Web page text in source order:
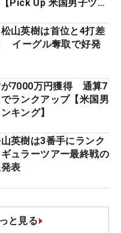
Pick Up 米国男子ツア
松山英樹は首位と4打差
イーグル奪取で好発
が7000万円獲得 通算7
ランクアップ【米国男
キング】
英樹は3番手にランク
ュラーツアー最終戦の
表
と見る